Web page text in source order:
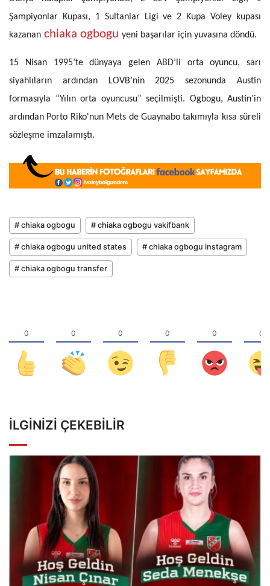
Şampiyonlar Kupası, 1 Sultanlar Ligi ve 2 Kupa Voley kupası
kazanan chiaka ogbogu yeni başarılar için yuvasına döndü.
15 Nisan 1995’te dünyaya gelen ABD’li orta oyuncu, sarı
siyahlıların ardından LOVB’nin 2025 sezonunda Austin
formasıyla “Yılın orta oyuncusu” seçilmişti. Ogbogu, Austin’in
ardından Porto Riko'nun Mets de Guaynabo takımıyla kısa süreli
sözleşme imzalamıştı.
# chiaka ogbogu # chiaka ogbogu vakifbank
# chiaka ogbogu united states # chiaka ogbogu instagram
# chiaka ogbogu transfer
İLGINIZI ÇEKEBILIR